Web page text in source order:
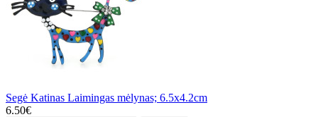
Segė Katinas Laimingas mėlynas; 6.5x4.2cm
6.50€